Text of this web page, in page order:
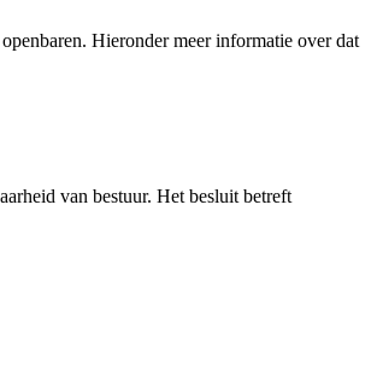
Hieronder meer informatie over dat
van bestuur. Het besluit betreft